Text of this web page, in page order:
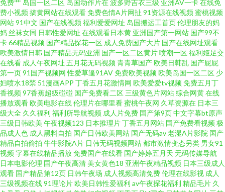
理 影音先锋男潮吹 www91高清 日韩AV黄色网址 超碰97在线人妻 www人人
操 精品自拍tp 日韩成网 自慰网站免费 超碰照片97导航 九九豆花社区 日本一
级免费影片 91每日大赛打桩 国产精品私 人人爱超碰 亚洲日韩素人不卡 www
传媒探花 黄涩91大片 欧美女同 51黑料偷拍 福利社免费视频 欧美a级片一区
超碰97大香蕉 青青操网站 五月天三级网址 丝袜美腿性交 国产成人后入 欧美
日韩国内 一本道成人在线 肏屄新片 精品福利导航 五月天性爱网站 99精品视
频在线 红日汉AV 日本91网站入口 91fuli在线 成人影片金明 久久香蕉网视频
色色导航东京热 91精品变态直播 福利姬社区导航 深夜老司机网站 九九九毛
免费艹 岛国一区二区 岛国动作片在波多野吉衣三级 亚洲AV一卡在线免
费小视频搞黄网站在线观看免费色情A片网扯 91资源在线视频蜜桃视频
网站91中文 国产在线视频福利爱爱网址 岛国搬运工首页伦理朋友的妈
妈丝袜女同 日韩性爱网址 在线观看日本黄 亚洲国产第一网站 国产99不
卡66精品视频 国产精品探花一区 成人免费国产大片 国产在线网址观看
欧美激情日韩 国产精品无码亚洲 国产一区二区黄片喷潮一区福利姬足交
在线看 成人午夜网址 五月花无码视频青青草国产欧美日韩乱 国产屁屁
第一页91国产视频网 性爱草逼91AV免费欧美视频欧美岛国一区二区 少
妇喷水18禁 51漫画APP 丁香五月花激情网 欧美爱爱tv视频免费五月丁
香视频97香蕉超级碰碰 国产免费看二区 三级黄色片网站综合网黄在线
播放观看欧美电影在线伦理片在哪里看蜜桃午夜网 久草资源在 日本三
级大全 久久福利 福利所导航视频 成人片免费 国产第9页中文字幕bt原声
三级日韩欧美 午夜视频123 日本推理片丁香五月网站 国产免费看视频极
品成人色 成人黑料自拍 国产日韩欧美网站 国产无码av老湿A片影院 国产
精品自拍偷拍 牛牛影院A片 日韩无码视频网站都市激情变态另类 男女91
视频字幕在线精品播放免费国产在线看 国产婷婷五月天 无码传媒导航
日本电影伦理 国产午夜高清 美女黄色18 亚洲午夜精品视频 日本三级成人
观看 国产精品第12页 日韩午夜场 成人视频高清免费伦理在线影视 成人
三级视频在线91理论片欧美日韩性爱福利 av午夜探花福利 精品毛片 久